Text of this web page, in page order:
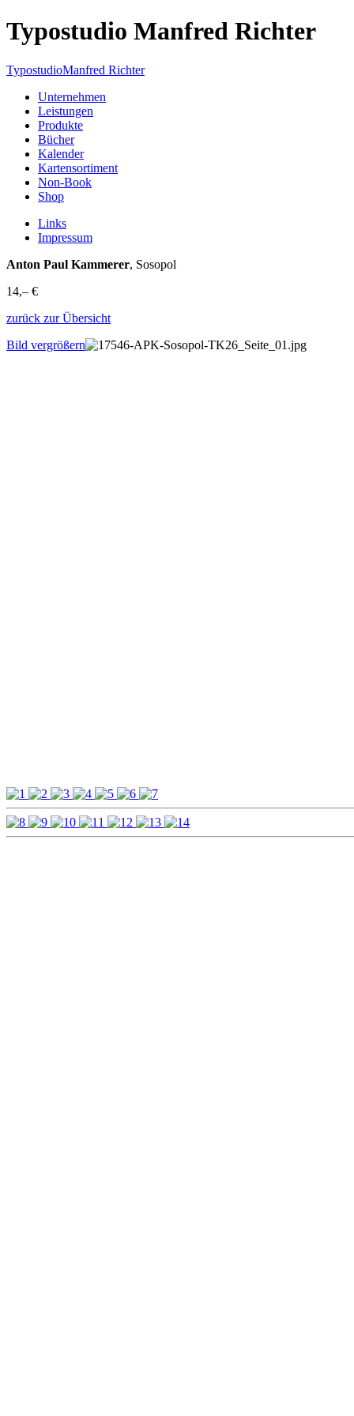
Typostudio Manfred Richter
TypostudioManfred Richter
Unternehmen
Leistungen
Produkte
Bücher
Kalender
Kartensortiment
Non-Book
Shop
Links
Impressum
Anton Paul Kammerer, Sosopol
14,– €
zurück zur Übersicht
Bild vergrößern